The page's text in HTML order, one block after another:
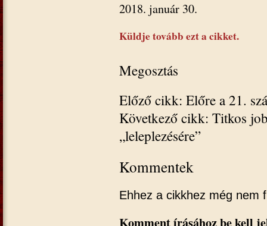
2018. január 30.
Küldje tovább ezt a cikket.
Megosztás
Előző cikk: Előre a 21.
Következő cikk: Titkos
„leleplezésére”
Kommentek
Ehhez a cikkhez még nem
Komment írásához be kell